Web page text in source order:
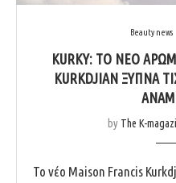
Beauty news
KURKY: ΤΟ ΝΈΟ
KURKDJIAN ΞΥΠΝΆ
by The K-
Το νέο Maison Francis